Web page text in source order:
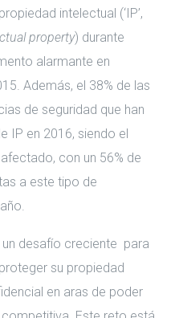
intelectual (‘IP’,
property) durante
alarmante en
Además, el 38% de las
de seguridad que han
IP en 2016, siendo el
con un 56% de
a este tipo de
desafío creciente para
su propiedad
en aras de poder